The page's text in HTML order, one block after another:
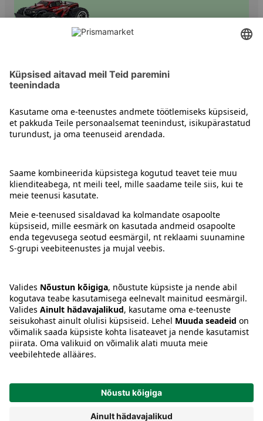
Mängusõidukid
Juhised
Tingimused
Keel:ETENRU